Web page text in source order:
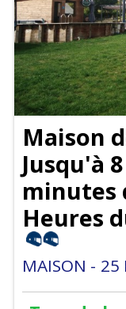
Maison
Jusqu'à
minutes
Heures
MAISON 25